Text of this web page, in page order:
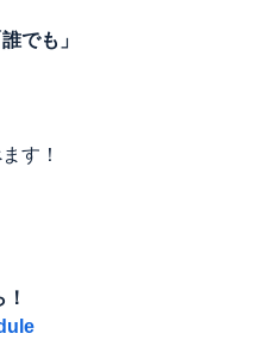
でも」
す！